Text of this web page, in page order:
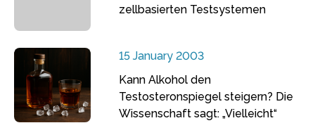
zellbasierten Testsystemen
15 January 2003
Kann Alkohol den
Testosteronspiegel steigern? Die
Wissenschaft sagt: „Vielleicht“